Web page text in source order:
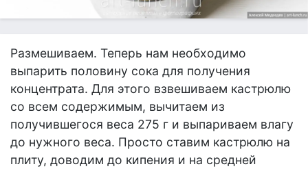
Размешиваем. Теперь нам необходимо
выпарить половину сока для получения
концентрата. Для этого взвешиваем кастрюлю
со всем содержимым, вычитаем из
получившегося веса 275 г и выпариваем влагу
до нужного веса. Просто ставим кастрюлю на
плиту, доводим до кипения и на средней